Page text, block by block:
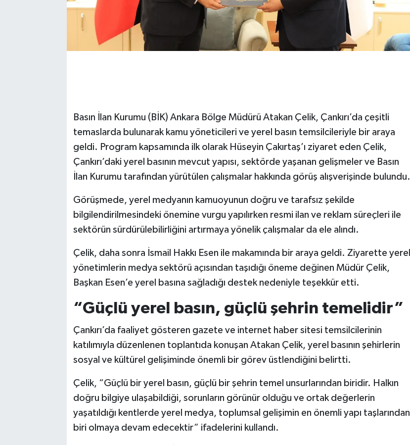
Basın İlan Kurumu (BİK) Ankara Bölge Müdürü Atakan Çelik, Çankırı’da çeşitli
temaslarda bulunarak kamu yöneticileri ve yerel basın temsilcileriyle bir araya
geldi. Program kapsamında ilk olarak Hüseyin Çakırtaş’ı ziyaret eden Çelik,
Çankırı’daki yerel basının mevcut yapısı, sektörde yaşanan gelişmeler ve Basın
İlan Kurumu tarafından yürütülen çalışmalar hakkında görüş alışverişinde bulundu.
Görüşmede, yerel medyanın kamuoyunun doğru ve tarafsız şekilde
bilgilendirilmesindeki önemine vurgu yapılırken resmi ilan ve reklam süreçleri ile
sektörün sürdürülebilirliğini artırmaya yönelik çalışmalar da ele alındı.
Çelik, daha sonra İsmail Hakkı Esen ile makamında bir araya geldi. Ziyarette yerel
yönetimlerin medya sektörü açısından taşıdığı öneme değinen Müdür Çelik,
Başkan Esen’e yerel basına sağladığı destek nedeniyle teşekkür etti.
“Güçlü yerel basın, güçlü şehrin temelidir”
Çankırı’da faaliyet gösteren gazete ve internet haber sitesi temsilcilerinin
katılımıyla düzenlenen toplantıda konuşan Atakan Çelik, yerel basının şehirlerin
sosyal ve kültürel gelişiminde önemli bir görev üstlendiğini belirtti.
Çelik, “Güçlü bir yerel basın, güçlü bir şehrin temel unsurlarından biridir. Halkın
doğru bilgiye ulaşabildiği, sorunların görünür olduğu ve ortak değerlerin
yaşatıldığı kentlerde yerel medya, toplumsal gelişimin en önemli yapı taşlarından
biri olmaya devam edecektir” ifadelerini kullandı.